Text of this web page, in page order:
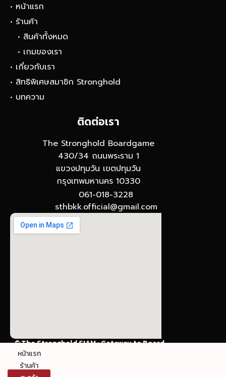
หน้าแรก
ร้านค้า
• หน้าแรก
• ร้านค้า
• สินค้าทั้งหมด
• เกมของเรา
• เกี่ยวกับเรา
• สิทธิพิเศษสมาชิก Stronghold
• บทความ
ติดต่อเรา
The Stronghold Boardgame
430/34 ถนนพระราม 1
แขวงปทุมวัน เขตปทุมวัน
กรุงเทพมหานคร 10330
061-018-3228
sthbkk.official@gmail.com
© The Stronghold SIAM : Gateway to Board
ข้อกำหนดและเงื่อนไขการใช้งาน นโยบายความเป็นส่วน